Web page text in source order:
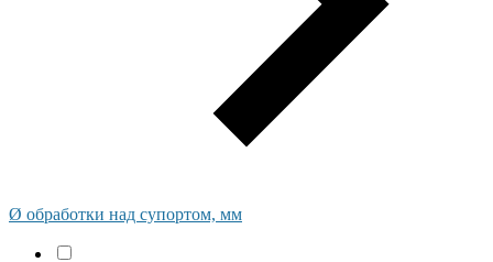
Ø обработки над супортом, мм